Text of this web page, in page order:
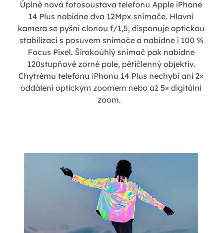
Úplně nová fotosoustava telefonu Apple iPhone
14 Plus nabídne dva 12Mpx snímače. Hlavní
kamera se pyšní clonou f/1,5, disponuje optickou
stabilizací s posuvem snímače a nabídne i 100 %
Focus Pixel. Širokoúhlý snímač pak nabídne
120stupňové zorné pole, pětičlenný objektiv.
Chytrému telefonu iPhonu 14 Plus nechybí ani 2×
oddálení optickým zoomem nebo až 5× digitální
zoom.